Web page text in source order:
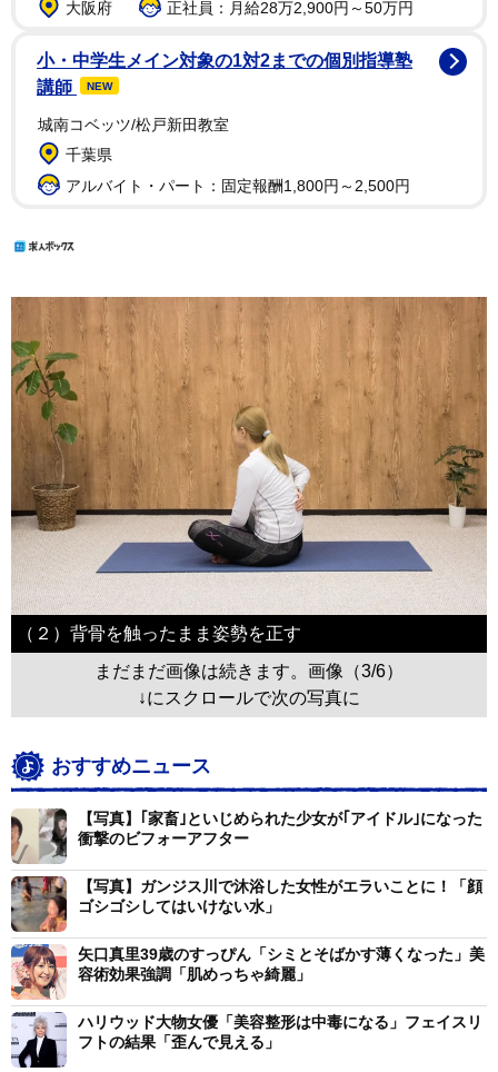
大阪府
正社員：月給28万2,900円～50万円
小・中学生メイン対象の1対2までの個別指導塾
講師
NEW
城南コベッツ/松戸新田教室
千葉県
アルバイト・パート：固定報酬1,800円～2,500円
（２）背骨を触ったまま姿勢を正す
まだまだ画像は続きます。画像（3/6）
↓にスクロールで次の写真に
おすすめニュース
【写真】｢家畜｣といじめられた少女が｢アイドル｣になった
衝撃のビフォーアフター
【写真】ガンジス川で沐浴した女性がエラいことに！「顔
ゴシゴシしてはいけない水」
矢口真里39歳のすっぴん「シミとそばかす薄くなった」美
容術効果強調「肌めっちゃ綺麗」
ハリウッド大物女優「美容整形は中毒になる」フェイスリ
フトの結果「歪んで見える」